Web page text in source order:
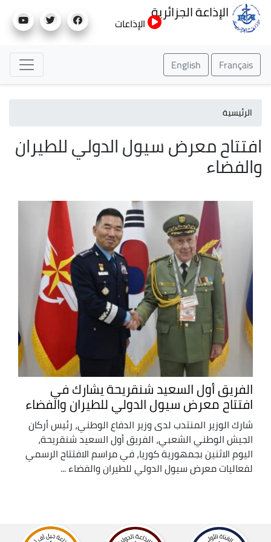
إلى
الإذاعة الجزائرية
الإذاعات
Français
English
الرئيسية
افتتاح معرض سيول الدولي للطيران
والفضاء
الفريق أول السعيد شنقريحة يشارك في
افتتاح معرض سيول الدولي للطيران والفضاء
شارك الوزير المنتدب لدى وزير الدفاع الوطني، رئيس أركان
الجيش الوطني الشعبي، الفريق أول السعيد شنقريحة،
اليوم الاثنين بجمهورية كوريا، في مراسم الافتتاح الرسمي
لفعاليات معرض سيول الدولي للطيران والفضاء ...